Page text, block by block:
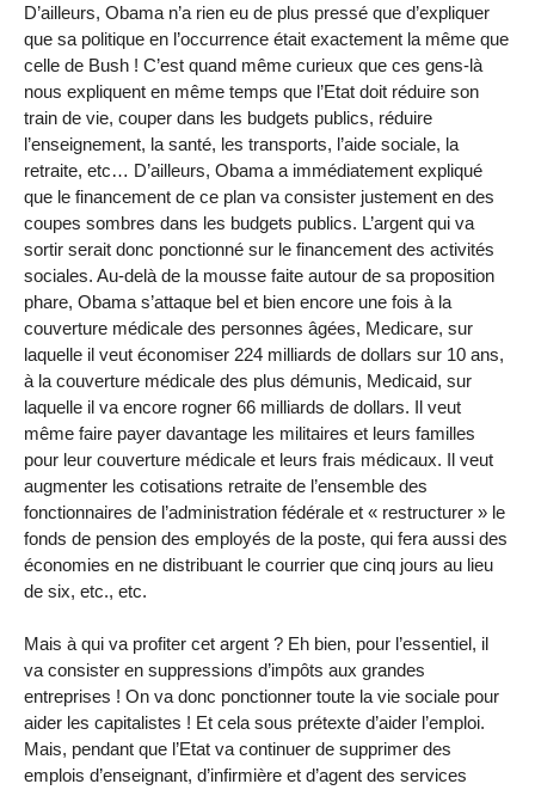
D’ailleurs, Obama n’a rien eu de plus pressé que d’expliquer
que sa politique en l’occurrence était exactement la même que
celle de Bush ! C’est quand même curieux que ces gens-là
nous expliquent en même temps que l’Etat doit réduire son
train de vie, couper dans les budgets publics, réduire
l’enseignement, la santé, les transports, l’aide sociale, la
retraite, etc… D’ailleurs, Obama a immédiatement expliqué
que le financement de ce plan va consister justement en des
coupes sombres dans les budgets publics. L’argent qui va
sortir serait donc ponctionné sur le financement des activités
sociales. Au-delà de la mousse faite autour de sa proposition
phare, Obama s’attaque bel et bien encore une fois à la
couverture médicale des personnes âgées, Medicare, sur
laquelle il veut économiser 224 milliards de dollars sur 10 ans,
à la couverture médicale des plus démunis, Medicaid, sur
laquelle il va encore rogner 66 milliards de dollars. Il veut
même faire payer davantage les militaires et leurs familles
pour leur couverture médicale et leurs frais médicaux. Il veut
augmenter les cotisations retraite de l’ensemble des
fonctionnaires de l’administration fédérale et « restructurer » le
fonds de pension des employés de la poste, qui fera aussi des
économies en ne distribuant le courrier que cinq jours au lieu
de six, etc., etc.
Mais à qui va profiter cet argent ? Eh bien, pour l’essentiel, il
va consister en suppressions d’impôts aux grandes
entreprises ! On va donc ponctionner toute la vie sociale pour
aider les capitalistes ! Et cela sous prétexte d’aider l’emploi.
Mais, pendant que l’Etat va continuer de supprimer des
emplois d’enseignant, d’infirmière et d’agent des services